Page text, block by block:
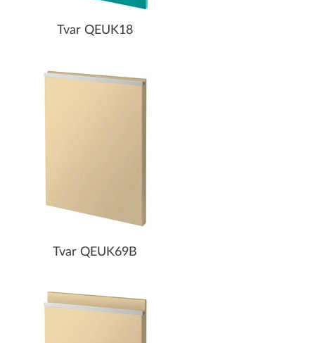
Tvar QEUK18
Tvar QEUK69B